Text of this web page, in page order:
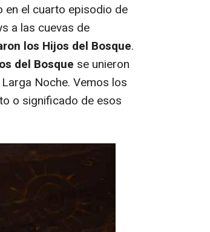
en el cuarto episodio de
a las cuevas de
los Hijos del Bosque.
del Bosque se unieron
Noche. Vemos los
o significado de esos